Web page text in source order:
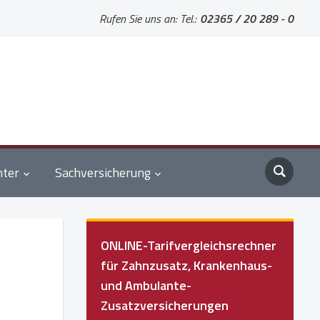
Rufen Sie uns an: Tel.: 02365 / 20 289 - 0
Sachversicherung
ONLINE-Tarifvergleichsrechner
für Zahnzusatz, Krankenhaus-
und Ambulante-
Zusatzversicherungen